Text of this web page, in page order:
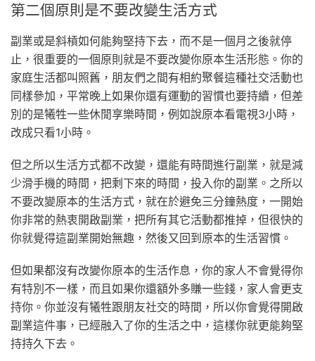
第二個原則是不要改變生活方式
副業或是斜槓如何能夠堅持下去，而不是一個月之後就停
止，很重要的一個原則就是不要改變你原本生活形態。你的
家庭生活都叫照舊，朋友們之間有相約聚餐這種社交活動也
同樣參加，平常晚上如果你還有運動的習慣也要持續，但差
別的是犧牲一些休閒享樂時間，例如說原本看電視3小時，
改成只看1小時。
但之所以生活方式都不改變，還能有時間進行副業，就是減
少滑手機的時間，把剩下來的時間，投入你的副業。之所以
不要改變原本的生活方式，就在於避免三分鐘熱度，一開始
你非常的熱衷開啟副業，把所有其它活動都推掉，但很快的
你就覺得這副業開始無趣，然後又回到原本的生活習慣。
但如果都沒有改變你原本的生活作息，你的家人不會覺得你
有特別不一樣，而且如果你還額外多賺一些錢，家人會更支
持你。你並沒有犧牲跟朋友社交的時間，所以你會覺得開啟
副業這件事，已經融入了你的生活之中，這樣你就更能夠堅
持持久下去。